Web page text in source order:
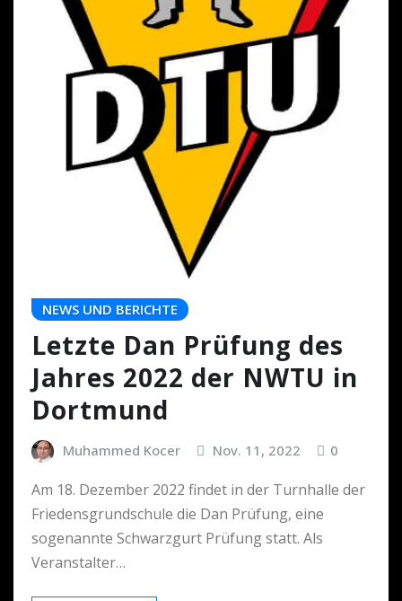
NEWS UND BERICHTE
Letzte Dan Prüfung des
Jahres 2022 der NWTU in
Dortmund
Muhammed Kocer Nov. 11, 2022 0
Am 18. Dezember 2022 findet in der Turnhalle der
Friedensgrundschule die Dan Prüfung, eine
sogenannte Schwarzgurt Prüfung statt. Als
Veranstalter…